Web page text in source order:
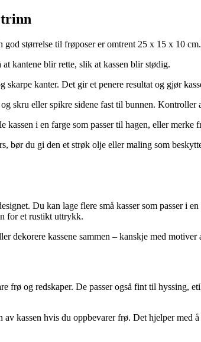
trinn
god størrelse til frøposer er omtrent 25 x 15 x 10
kantene blir rette, slik at kassen blir stødig.
kanter. Det gir et penere resultat og gjør
skru eller spikre sidene fast til bunnen. Kontroller
kassen i en farge som passer til hagen, eller
bør du gi den et strøk olje eller maling som
Du kan lage flere små kasser som passer
for et rustikt uttrykk.
dekorere kassene sammen – kanskje med motiver
frø og redskaper. De passer også fint til hyssing,
kassen hvis du oppbevarer frø. Det hjelper med